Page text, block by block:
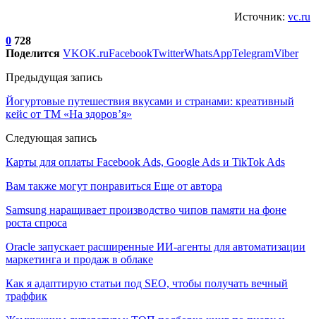
Источник: vc.ru
0 728
Поделится VKOK.ruFacebookTwitterWhatsAppTelegramViber
Предыдущая запись
Йогуртовые путешествия вкусами и странами: креативный
кейс от ТМ «На здоров’я»
Следующая запись
Карты для оплаты Facebook Ads, Google Ads и TikTok Ads
Вам также могут понравиться Еще от автора
Samsung наращивает производство чипов памяти на фоне
роста спроса
Oracle запускает расширенные ИИ‑агенты для автоматизации
маркетинга и продаж в облаке
Как я адаптирую статьи под SEO, чтобы получать вечный
траффик